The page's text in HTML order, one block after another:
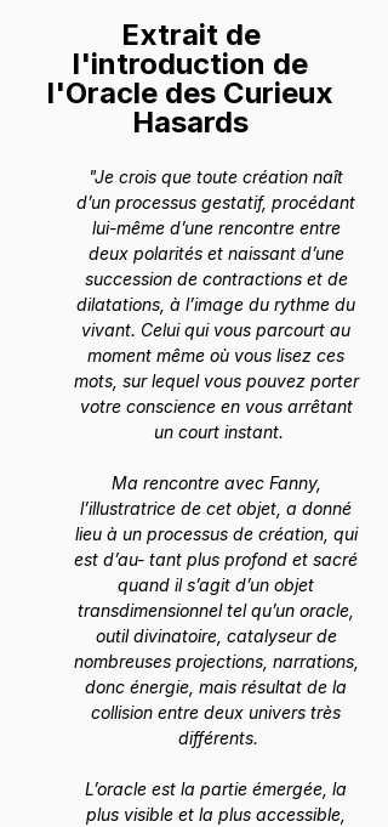
Extrait de
l'introduction de
l'Oracle des Curieux
Hasards
"Je crois que toute création naît
d’un processus gestatif, procédant
lui-même d’une rencontre entre
deux polarités et naissant d’une
succession de contractions et de
dilatations, à l’image du rythme du
vivant. Celui qui vous parcourt au
moment même où vous lisez ces
mots, sur lequel vous pouvez porter
votre conscience en vous arrêtant
un court instant.
Ma rencontre avec Fanny,
l’illustratrice de cet objet, a donné
lieu à un processus de création, qui
est d’au- tant plus profond et sacré
quand il s’agit d’un objet
transdimensionnel tel qu’un oracle,
outil divinatoire, catalyseur de
nombreuses projections, narrations,
donc énergie, mais résultat de la
collision entre deux univers très
différents.
L’oracle est la partie émergée, la
plus visible et la plus accessible,